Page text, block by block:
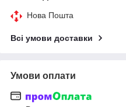
Нова Пошта
Всі умови доставки
Умови оплати